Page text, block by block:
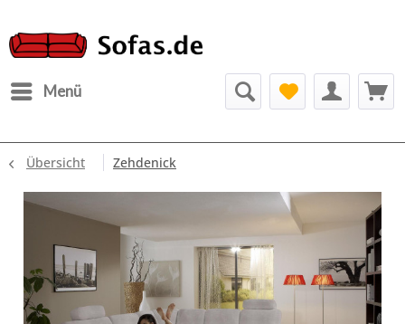
Menü
Übersicht Zehdenick